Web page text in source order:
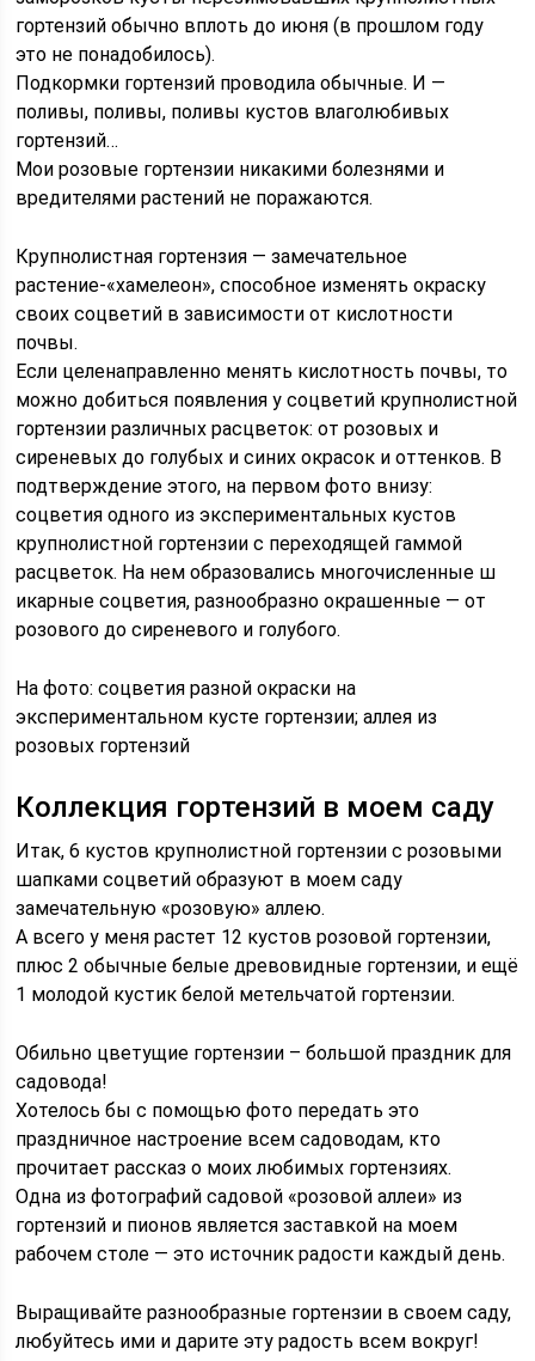
гортензий обычно вплоть до июня (в прошлом году
это не понадобилось).
Подкормки гортензий проводила обычные. И —
поливы, поливы, поливы кустов влаголюбивых
гортензий…
Мои розовые гортензии никакими болезнями и
вредителями растений не поражаются.
Крупнолистная гортензия — замечательное
растение-«хамелеон», способное изменять окраску
своих соцветий в зависимости от кислотности
почвы.
Если целенаправленно менять кислотность почвы, то
можно добиться появления у соцветий крупнолистной
гортензии различных расцветок: от розовых и
сиреневых до голубых и синих окрасок и оттенков. В
подтверждение этого, на первом фото внизу:
соцветия одного из экспериментальных кустов
крупнолистной гортензии с переходящей гаммой
расцветок. На нем образовались многочисленные ш
икарные соцветия, разнообразно окрашенные — от
розового до сиреневого и голубого.
На фото: соцветия разной окраски на
экспериментальном кусте гортензии; аллея из
розовых гортензий
Коллекция гортензий в моем саду
Итак, 6 кустов крупнолистной гортензии с розовыми
шапками соцветий образуют в моем саду
замечательную «розовую» аллею.
А всего у меня растет 12 кустов розовой гортензии,
плюс 2 обычные белые древовидные гортензии, и ещё
1 молодой кустик белой метельчатой гортензии.
Обильно цветущие гортензии – большой праздник для
садовода!
Хотелось бы с помощью фото передать это
праздничное настроение всем садоводам, кто
прочитает рассказ о моих любимых гортензиях.
Одна из фотографий садовой «розовой аллеи» из
гортензий и пионов является заставкой на моем
рабочем столе — это источник радости каждый день.
Выращивайте разнообразные гортензии в своем саду,
любуйтесь ими и дарите эту радость всем вокруг!